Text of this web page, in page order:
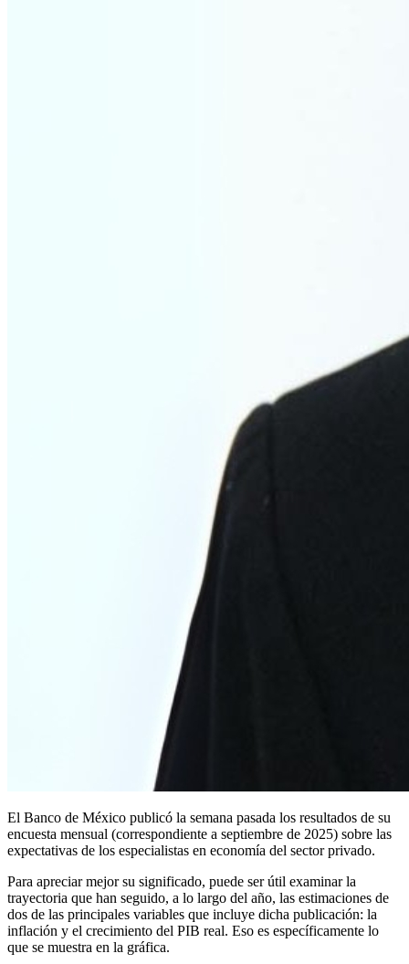
El Banco de México publicó la semana pasada los resultados de su
encuesta mensual (correspondiente a septiembre de 2025) sobre las
expectativas de los especialistas en economía del sector privado.
Para apreciar mejor su significado, puede ser útil examinar la
trayectoria que han seguido, a lo largo del año, las estimaciones de
dos de las principales variables que incluye dicha publicación: la
inflación y el crecimiento del PIB real. Eso es específicamente lo
que se muestra en la gráfica.